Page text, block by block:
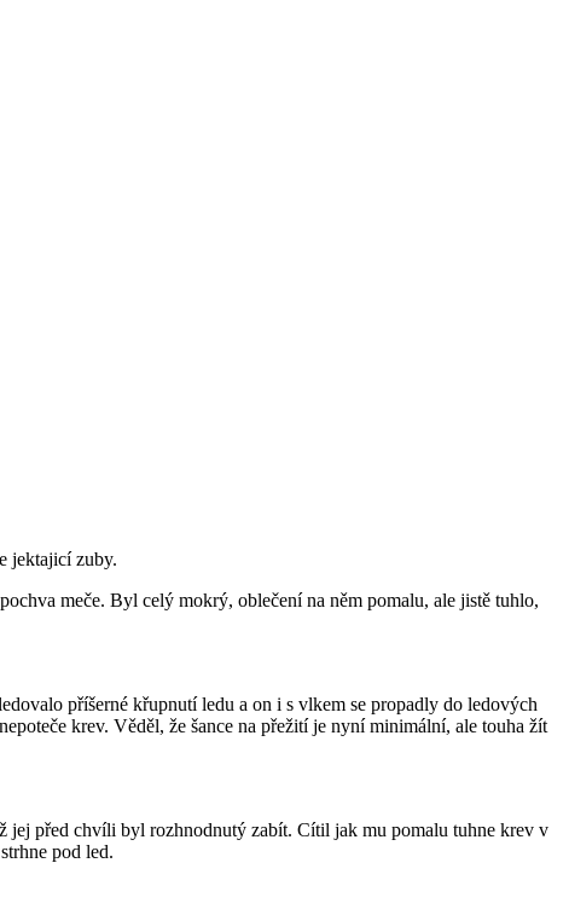
jektajicí zuby.
meče. Byl celý mokrý, oblečení na něm pomalu, ale jistě tuhlo,
příšerné křupnutí ledu a on i s vlkem se propadly do ledových
krev. Věděl, že šance na přežití je nyní minimální, ale touha žít
před chvíli byl rozhnodnutý zabít. Cítil jak mu pomalu tuhne krev v
pod led.